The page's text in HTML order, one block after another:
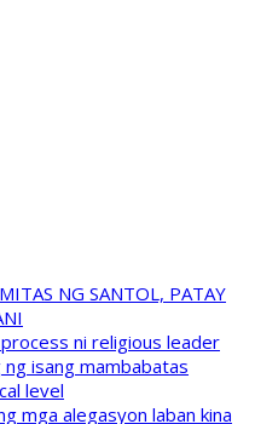
NG SANTOL, PATAY
ni religious leader
isang mambabatas
level
mga alegasyon laban kina